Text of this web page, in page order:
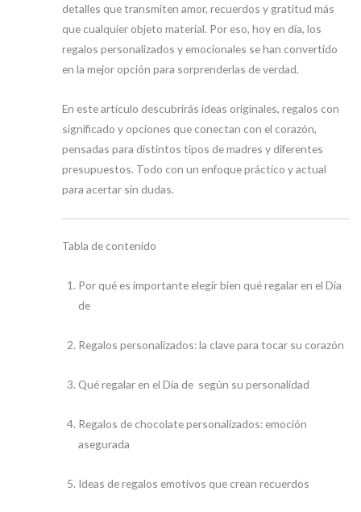
detalles que transmiten amor, recuerdos y gratitud más
que cualquier objeto material. Por eso, hoy en día, los
regalos personalizados y emocionales se han convertido
en la mejor opción para sorprenderlas de verdad.
En este artículo descubrirás ideas originales, regalos con
significado y opciones que conectan con el corazón,
pensadas para distintos tipos de madres y diferentes
presupuestos. Todo con un enfoque práctico y actual
para acertar sin dudas.
Tabla de contenido
Por qué es importante elegir bien qué regalar en el Día
de
Regalos personalizados: la clave para tocar su corazón
Qué regalar en el Día de según su personalidad
Regalos de chocolate personalizados: emoción
asegurada
Ideas de regalos emotivos que crean recuerdos